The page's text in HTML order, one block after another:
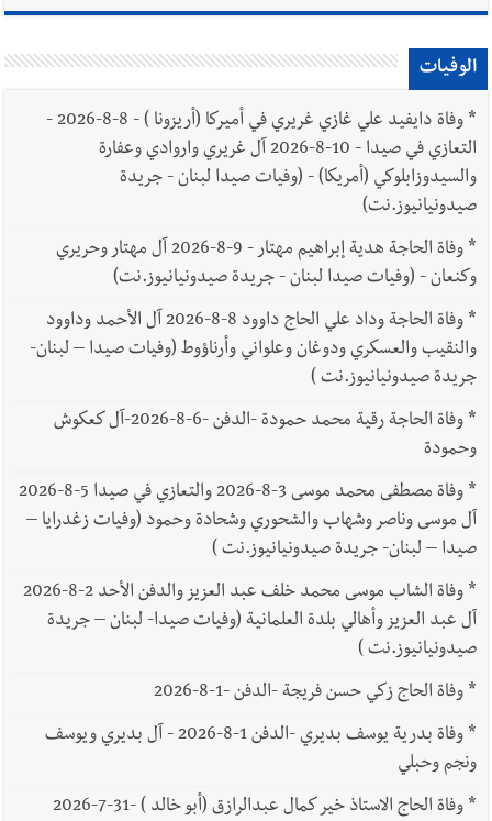
الوفيات
*
وفاة دايفيد علي غازي غريري في أميركا (أريزونا ) - 8-8-2026 -
التعازي في صيدا - 10-8-2026 آل غريري واروادي وعفارة
والسيدوزابلوكي (أمريكا) - (وفيات صيدا لبنان - جريدة
صيدونيانيوز.نت)
*
وفاة الحاجة هدية إبراهيم مهتار - 9-8-2026 آل مهتار وحريري
وكنعان - (وفيات صيدا لبنان - جريدة صيدونيانيوز.نت)
*
وفاة الحاجة وداد علي الحاج داوود 8-8-2026 آل الأحمد وداوود
والنقيب والعسكري ودوغان وعلواني وأرناؤوط (وفيات صيدا – لبنان-
جريدة صيدونيانيوز.نت )
*
وفاة الحاجة رقية محمد حمودة -الدفن -6-8-2026-آل كعكوش
وحمودة
*
وفاة مصطفى محمد موسى 3-8-2026 والتعازي في صيدا 5-8-2026
آل موسى وناصر وشهاب والشحوري وشحادة وحمود (وفيات زغدرايا –
صيدا – لبنان- جريدة صيدونيانيوز.نت )
*
وفاة الشاب موسى محمد خلف عبد العزيز والدفن الأحد 2-8-2026
آل عبد العزيز وأهالي بلدة العلمانية (وفيات صيدا- لبنان – جريدة
صيدونيانيوز.نت )
*وفاة الحاج زكي حسن فريجة -الدفن -1-8-2026
*
وفاة بدرية يوسف بديري -الدفن 1-8-2026 - آل بديري ويوسف
ونجم وحبلي
*وفاة الحاج الاستاذ خير كمال عبدالرازق (أبو خالد ) -31-7-2026